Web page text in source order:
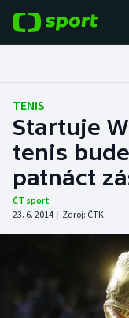
Fotbal
Hokej
Tenis
Atletika
TENIS
Startuje
tenis
patnáct
ČT sport
23. 6. 2014 | Zdroj: ČTK